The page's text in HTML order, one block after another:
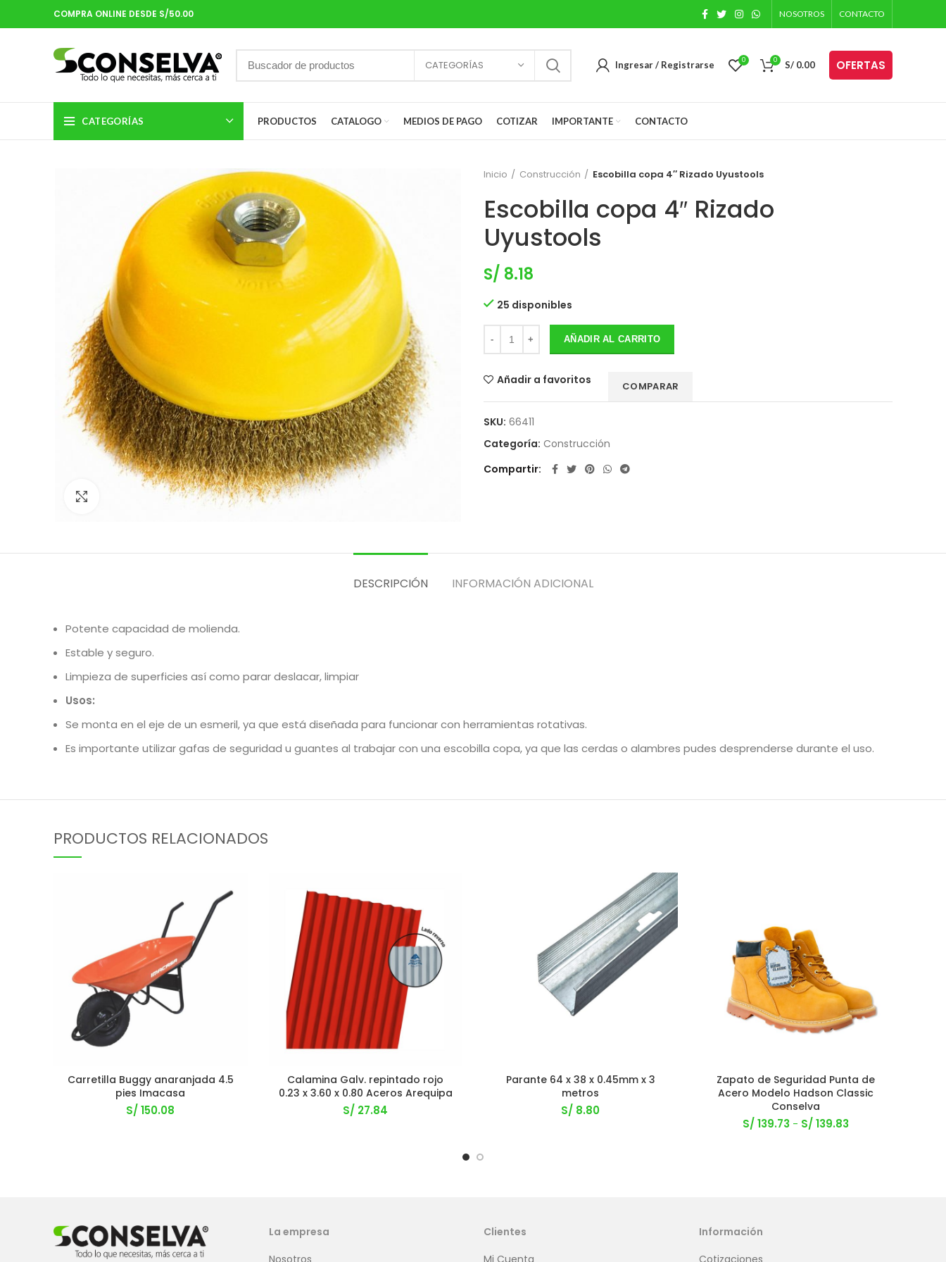
COMPRA ONLINE DESDE S/50.00 NOSOTROS CONTACTO
CATEGORÍAS Ingresar / Registrarse 0 0 S/ 0.00 OFERTAS
CATEGORÍAS PRODUCTOS CATALOGO MEDIOS DE PAGO COTIZAR IMPORTANTE CONTACTO
Clic para expandir
Inicio Construcción Escobilla copa 4″ Rizado Uyustools
Escobilla copa 4″ Rizado
Uyustools
S/ 8.18
25 disponibles
AÑADIR AL CARRITO
Añadir a favoritos COMPARAR
SKU: 66411
Categoría: Construcción
Compartir
DESCRIPCIÓN INFORMACIÓN ADICIONAL
Potente capacidad de molienda.
Estable y seguro.
Limpieza de superficies así como parar deslacar, limpiar
Usos:
Se monta en el eje de un esmeril, ya que está diseñada para funcionar con herramientas rotativas.
Es importante utilizar gafas de seguridad u guantes al trabajar con una escobilla copa, ya que las cerdas o alambres pudes desprenderse durante el uso.
PRODUCTOS RELACIONADOS
Carretilla Buggy anaranjada 4.5
pies Imacasa
S/ 150.08
Calamina Galv. repintado rojo
0.23 x 3.60 x 0.80 Aceros Arequipa
S/ 27.84
Parante 64 x 38 x 0.45mm x 3
metros
S/ 8.80
Zapato de Seguridad Punta de
Acero Modelo Hadson Classic
Conselva
S/ 139.73 - S/ 139.83
La empresa
Clientes
Información